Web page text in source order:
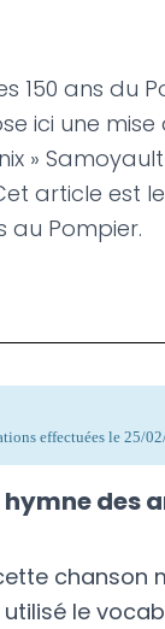
150 ans du
ici une
»
article est
au Pompier.
effectuées le 25/
hymne des
chanson
le